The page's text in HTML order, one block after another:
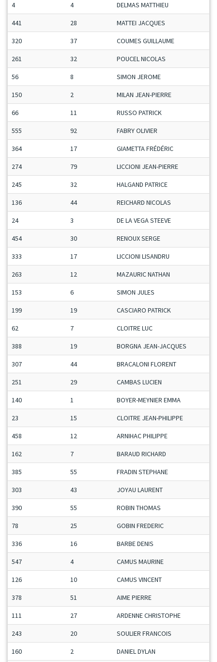
4 4 DELMAS MATTHIEU
441 28 MATTEI JACQUES
320 37 COUMES GUILLAUME
261 32 POUCEL NICOLAS
56 8 SIMON JEROME
150 2 MILAN JEAN-PIERRE
66 11 RUSSO PATRICK
555 92 FABRY OLIVIER
364 17 GIAMETTA FRÉDÉRIC
274 79 LICCIONI JEAN-PIERRE
245 32 HALGAND PATRICE
136 44 REICHARD NICOLAS
24 3 DE LA VEGA STEEVE
454 30 RENOUX SERGE
333 17 LICCIONI LISANDRU
263 12 MAZAURIC NATHAN
153 6 SIMON JULES
199 19 CASCIARO PATRICK
62 7 CLOITRE LUC
388 19 BORGNA JEAN-JACQUES
307 44 BRACALONI FLORENT
251 29 CAMBAS LUCIEN
140 1 BOYER-MEYNIER EMMA
23 15 CLOITRE JEAN-PHILIPPE
458 12 ARNIHAC PHILIPPE
162 7 BARAUD RICHARD
385 55 FRADIN STEPHANE
303 43 JOYAU LAURENT
390 55 ROBIN THOMAS
78 25 GOBIN FREDERIC
336 16 BARBE DENIS
547 4 CAMUS MAURINE
126 10 CAMUS VINCENT
378 51 AIME PIERRE
111 27 ARDENNE CHRISTOPHE
243 20 SOULIER FRANCOIS
160 2 DANIEL DYLAN